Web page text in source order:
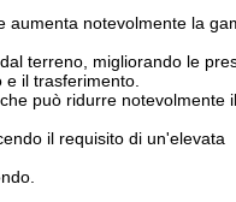
notevolmente la
terreno, migliorando le
il trasferimento.
può ridurre notevolmente
il requisito di un'elevata